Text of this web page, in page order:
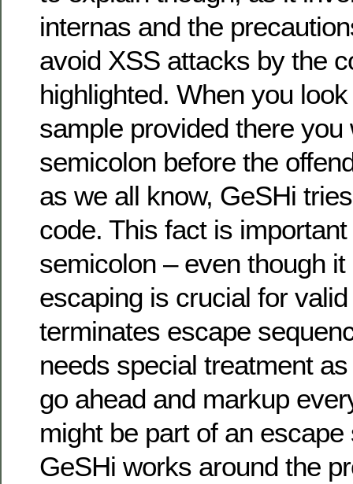
internas and the
avoid XSS attacks by the
highlighted. When you
sample provided there you
semicolon before the
as we all know, GeSHi
code. This fact is
semicolon – even though it
escaping is crucial for
terminates escape
needs special treatment
go ahead and markup
might be part of an
GeSHi works around the